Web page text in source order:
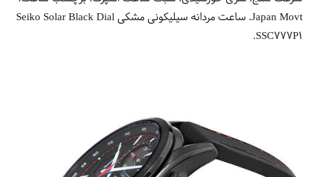
Japan Movt. ساعت مردانه سیلیکونی مشکی Seiko Solar Black Dial
SSC777P1.